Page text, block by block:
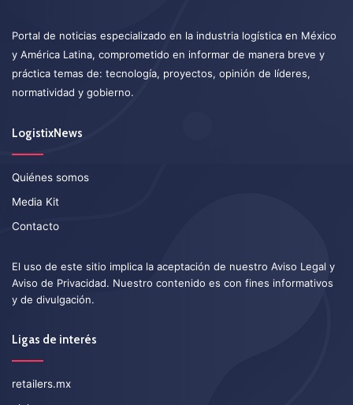
Portal de noticias especializado en la industria logística en México
y América Latina, comprometido en informar de manera breve y
práctica temas de: tecnología, proyectos, opinión de líderes,
normatividad y gobierno.
LogistixNews
Quiénes somos
Media Kit
Contacto
El uso de este sitio implica la aceptación de nuestro Aviso Legal y
Aviso de Privacidad. Nuestro contenido es con fines informativos
y de divulgación.
Ligas de interés
retailers.mx